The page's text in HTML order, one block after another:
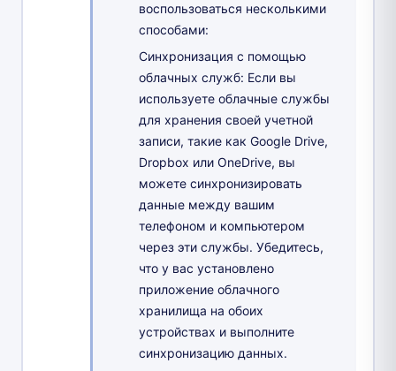
воспользоваться несколькими
способами:
Синхронизация с помощью
облачных служб: Если вы
используете облачные службы
для хранения своей учетной
записи, такие как Google Drive,
Dropbox или OneDrive, вы
можете синхронизировать
данные между вашим
телефоном и компьютером
через эти службы. Убедитесь,
что у вас установлено
приложение облачного
хранилища на обоих
устройствах и выполните
синхронизацию данных.